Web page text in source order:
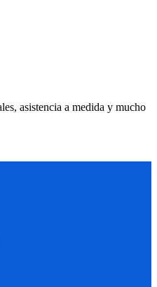
asistencia a medida y mucho